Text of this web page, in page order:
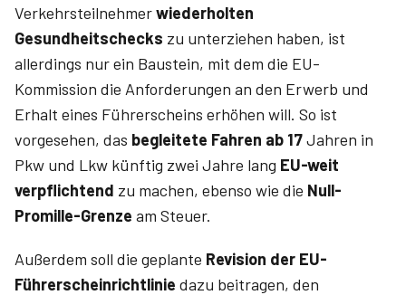
Verkehrsteilnehmerwiederholten
Gesundheitschecks zu unterziehen haben, ist
allerdings nur ein Baustein, mit dem die EU-
Kommission die Anforderungen an den Erwerb und
Erhalt eines Führerscheins erhöhen will. So ist
vorgesehen, das begleitete Fahren ab 17Jahren in
Pkw und Lkw künftig zwei Jahre lang EU-weit
verpflichtend zu machen, ebenso wie die Null-
Promille-Grenze am Steuer.
Außerdem soll die geplante Revision der EU-
Führerscheinrichtlinie dazu beitragen, den